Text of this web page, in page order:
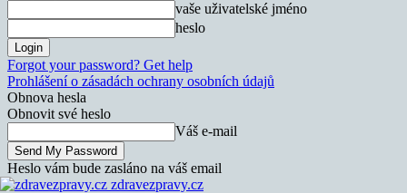
vaše uživatelské jméno
heslo
Forgot your password? Get help
Prohlášení o zásadách ochrany osobních údajů
Obnova hesla
Obnovit své heslo
Váš e-mail
Heslo vám bude zasláno na váš email
zdravezpravy.cz